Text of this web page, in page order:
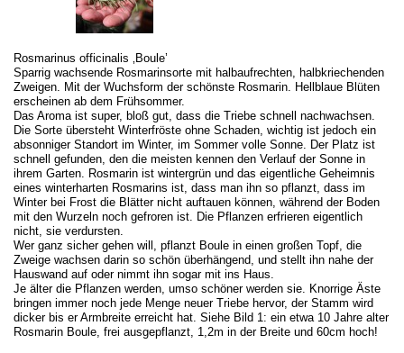
Rosmarinus officinalis ‚Boule’
Sparrig wachsende Rosmarinsorte mit halbaufrechten, halbkriechenden
Zweigen. Mit der Wuchsform der schönste Rosmarin. Hellblaue Blüten
erscheinen ab dem Frühsommer.
Das Aroma ist super, bloß gut, dass die Triebe schnell nachwachsen.
Die Sorte übersteht Winterfröste ohne Schaden, wichtig ist jedoch ein
absonniger Standort im Winter, im Sommer volle Sonne. Der Platz ist
schnell gefunden, den die meisten kennen den Verlauf der Sonne in
ihrem Garten. Rosmarin ist wintergrün und das eigentliche Geheimnis
eines winterharten Rosmarins ist, dass man ihn so pflanzt, dass im
Winter bei Frost die Blätter nicht auftauen können, während der Boden
mit den Wurzeln noch gefroren ist. Die Pflanzen erfrieren eigentlich
nicht, sie verdursten.
Wer ganz sicher gehen will, pflanzt Boule in einen großen Topf, die
Zweige wachsen darin so schön überhängend, und stellt ihn nahe der
Hauswand auf oder nimmt ihn sogar mit ins Haus.
Je älter die Pflanzen werden, umso schöner werden sie. Knorrige Äste
bringen immer noch jede Menge neuer Triebe hervor, der Stamm wird
dicker bis er Armbreite erreicht hat. Siehe Bild 1: ein etwa 10 Jahre alter
Rosmarin Boule, frei ausgepflanzt, 1,2m in der Breite und 60cm hoch!